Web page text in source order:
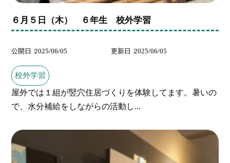
６月５日（木） ６年生 校外学習
公開日 2025/06/05 更新日 2025/06/05
校外学習
屋外では１組が竪穴住居づくりを体験してます。暑いの
で、水分補給をしながらの活動し...